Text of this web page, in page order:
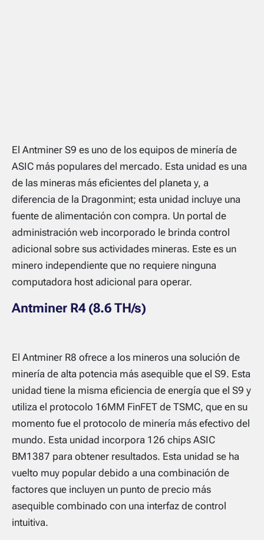
El Antminer S9 es uno de los equipos de minería de
ASIC más populares del mercado. Esta unidad es una
de las mineras más eficientes del planeta y, a
diferencia de la Dragonmint; esta unidad incluye una
fuente de alimentación con compra. Un portal de
administración web incorporado le brinda control
adicional sobre sus actividades mineras. Este es un
minero independiente que no requiere ninguna
computadora host adicional para operar.
Antminer R4 (8.6 TH/s)
El Antminer R8 ofrece a los mineros una solución de
minería de alta potencia más asequible que el S9. Esta
unidad tiene la misma eficiencia de energía que el S9 y
utiliza el protocolo 16MM FinFET de TSMC, que en su
momento fue el protocolo de minería más efectivo del
mundo. Esta unidad incorpora 126 chips ASIC
BM1387 para obtener resultados. Esta unidad se ha
vuelto muy popular debido a una combinación de
factores que incluyen un punto de precio más
asequible combinado con una interfaz de control
intuitiva.